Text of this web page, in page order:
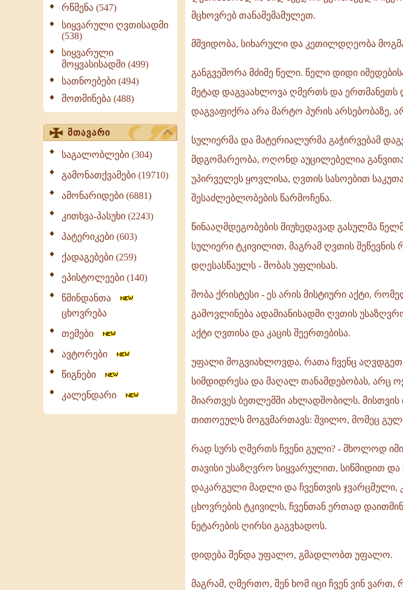
რწმენა (547)
სიყვარული ღვთისადმი
(538)
სიყვარული
მოყვასისადმი (499)
სათნოებები (494)
მოთმინება (488)
მთავარი
საგალობლები (304)
გამონათქვამები (19710)
ამონარიდები (6881)
კითხვა-პასუხი (2243)
პატერიკები (603)
ქადაგებები (259)
ეპისტოლეები (140)
წმინდანთა
ცხოვრება
თემები
ავტორები
წიგნები
კალენდარი
მცხოვრებ თანამემამულეთ.
მშვიდობა, სიხარული და კეთილდღეობა
განგვეშორა მძიმე წელი. წელი დიდი
მეტად დაგვაახლოვა ღმერთს და ერთმანეთს
დაგვაფიქრა არა მარტო პურის არსებობაზე,
სულიერმა და მატერიალურმა გაჭირვებამ
მდგომარეობა, ოღონდ აუცილებელია
უპირველეს ყოვლისა, ღვთის სასოებით
შესაძლებლობების წარმოჩენა.
წინააღმდეგობების მიუხედავად გასულმა
სულიერი ტკივილით, მაგრამ ღვთის შეწევნის
დღესასწაულს - შობას უფლისას.
შობა ქრისტესი - ეს არის მისტიური აქტი,
გამოვლინება ადამიანისადმი ღვთის
აქტი ღვთისა და კაცის შეერთებისა.
უფალი მოგვიახლოვდა, რათა ჩვენც აღვდგეთ
სიმდიდრესა და მაღალ თანამდებობას, არც
მიართვეს ბეთლემში ახლადშობილს.
თითოეულს მოგვმართავს: შვილო, მომეც
რად სურს ღმერთს ჩვენი გული? - მხოლოდ
თავისი უსაზღვრო სიყვარულით, სიწმიდით
დაკარგული მადლი და ჩვენთვის ჯვარცმული,
ცხოვრების ტკივილს, ჩვენთან ერთად
ნეტარების ღირსი გაგვხადოს.
დიდება შენდა უფალო, გმადლობთ უფალო.
მაგრამ, ღმერთო, შენ ხომ იცი ჩვენ ვინ